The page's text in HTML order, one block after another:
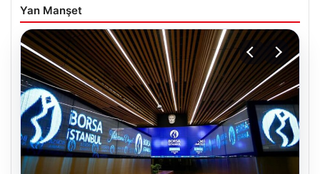
Yan Manşet